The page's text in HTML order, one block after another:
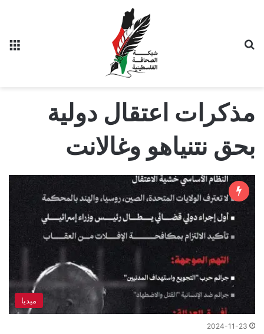
مذكرات اعتقال دولية
بحق نتنياهو وغالانت
ميديا
2024-11-23